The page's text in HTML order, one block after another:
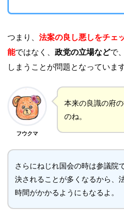
つまり、 法案の良し悪しをチェ
能ではなく、 政党の立場などで
しまうことが問題となっています
フウクマ
本来の良識の府
のね。
さらにねじれ国会の時は参議院
決されることが多くなるから、
時間がかかるようにもなるよ。